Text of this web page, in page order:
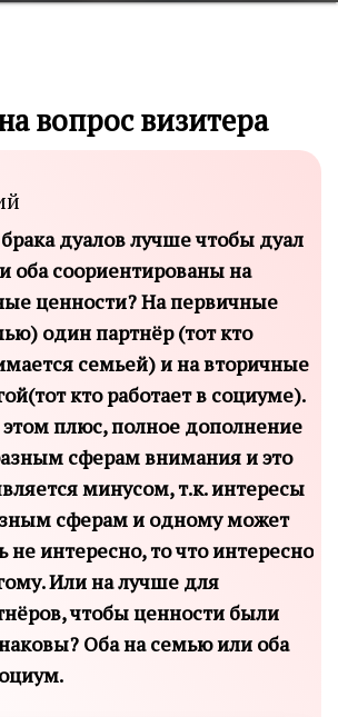
вопрос визитера
дуалов лучше чтобы дуал
оба соориентированы на
ценности? На первичные
один партнёр (тот кто
семьей) и на вторичные
кто работает в социуме).
плюс, полное дополнение
сферам внимания и это
минусом, т.к. интересы
сферам и одному может
не интересно, то что интересно
Или на лучше для
чтобы ценности были
Оба на семью или оба